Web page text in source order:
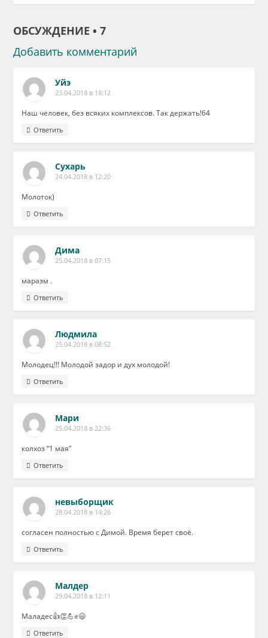
ОБСУЖДЕНИЕ • 7
Добавить комментарий
Уйэ
23.04.2018 в 18:12
Наш человек, без всяких комплексов. Так держать!64
Ответить
Сухарь
24.04.2018 в 12:20
Молоток)
Ответить
Дима
25.04.2018 в 07:15
маразм .
Ответить
Людмила
25.04.2018 в 08:52
Молодец!!! Молодой задор и дух молодой!
Ответить
Мари
25.04.2018 в 22:36
колхоз “1 мая”
Ответить
невыборщик
28.04.2018 в 14:26
согласен полностью с Димой. Время берет своё.
Ответить
Малдер
29.04.2018 в 12:11
Маладес👍👏💪✊😄
Ответить